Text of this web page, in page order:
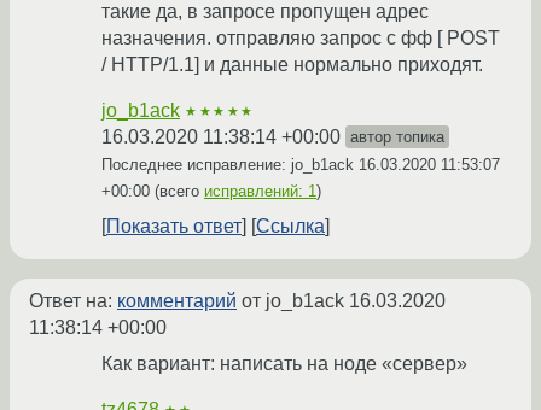
такие да, в запросе пропущен адрес
назначения. отправляю запрос с фф [ POST
/ HTTP/1.1] и данные нормально приходят.
jo_b1ack ★★★★★
16.03.2020 11:38:14 +00:00 автор топика
Последнее исправление: jo_b1ack 16.03.2020 11:53:07
+00:00 (всего исправлений: 1)
Показать ответ Ссылка
Ответ на: комментарий от jo_b1ack 16.03.2020
11:38:14 +00:00
Как вариант: написать на ноде «сервер»